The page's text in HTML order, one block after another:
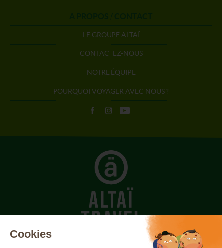
LE GROUPE ALTAÏ
CONTACTEZ-NOUS
NOTRE ÉQUIPE
POURQUOI VOYAGER AVEC NOUS ?